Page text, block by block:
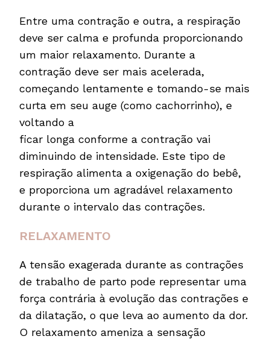
Entre uma contração e outra, a respiração
deve ser calma e profunda proporcionando
um maior relaxamento. Durante a
contração deve ser mais acelerada,
começando lentamente e tomando-se mais
curta em seu auge (como cachorrinho), e
voltando a
ficar longa conforme a contração vai
diminuindo de intensidade. Este tipo de
respiração alimenta a oxigenação do bebê,
e proporciona um agradável relaxamento
durante o intervalo das contrações.
RELAXAMENTO
A tensão exagerada durante as contrações
de trabalho de parto pode representar uma
força contrária à evolução das contrações e
da dilatação, o que leva ao aumento da dor.
O relaxamento ameniza a sensação